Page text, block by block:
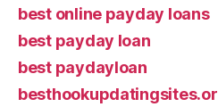
best online payday loans
best payday loan
best paydayloan
besthookupdatingsites.or